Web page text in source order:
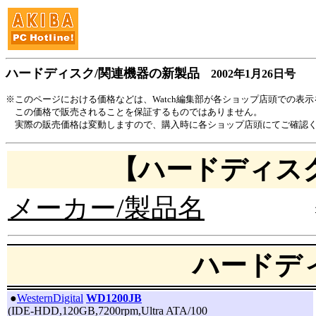
ハードディスク/関連機器の新製品 2002年1月26日号
※このページにおける価格などは、Watch編集部が各ショップ店頭での表
この価格で販売されることを保証するものではありません。
実際の販売価格は変動しますので、購入時に各ショップ店頭にてご確認
【ハードディ
メーカー/製品名
ハードデ
●WesternDigital WD1200JB
(IDE-HDD,120GB,7200rpm,Ultra ATA/100